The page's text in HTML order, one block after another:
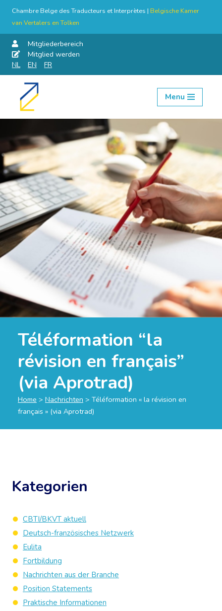
Chambre Belge des Traducteurs et Interprètes | Belgische Kamer
van Vertalers en Tolken
Mitgliederbereich
Mitglied werden
NL
EN FR
Skip
Menu
Téléformation “la
révision en français”
(via Aprotrad)
Home > Nachrichten > Téléformation « la révision en
français » (via Aprotrad)
Kategorien
CBTI/BKVT aktuell
Deutsch-französisches Netzwerk
Eulita
Fortbildung
Nachrichten aus der Branche
Position Statements
Praktische Informationen